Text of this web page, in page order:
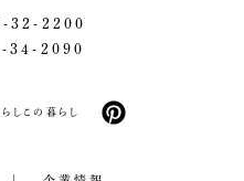
32-2200
34-2090
らしこの暮らし